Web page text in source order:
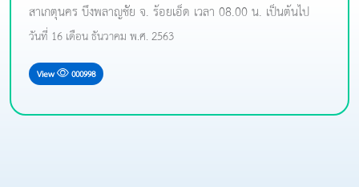
สาเกตุนคร บึงพลาญชัย จ. ร้อยเอ็ด เวลา 08.00 น. เป็นต้นไป
วันที่ 16 เดือน ธันวาคม พ.ศ. 2563
View 000998